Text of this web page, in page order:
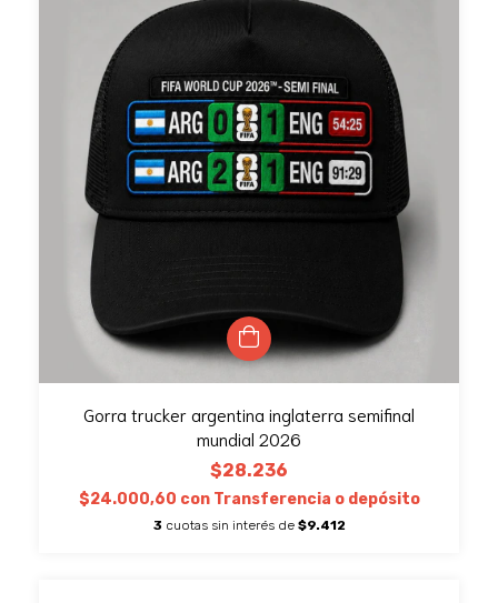
Gorra trucker argentina inglaterra semifinal
mundial 2026
$28.236
$24.000,60 con Transferencia o depósito
3 cuotas sin interés de $9.412